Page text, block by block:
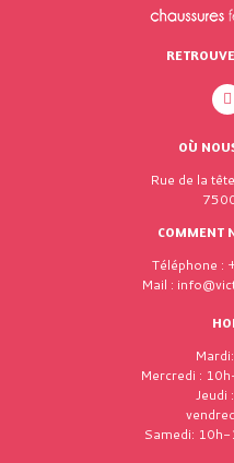
OÙ
Rue de la
COMMENT
Téléphone :
Mail :
Mercredi :
Jeudi
Samedi: